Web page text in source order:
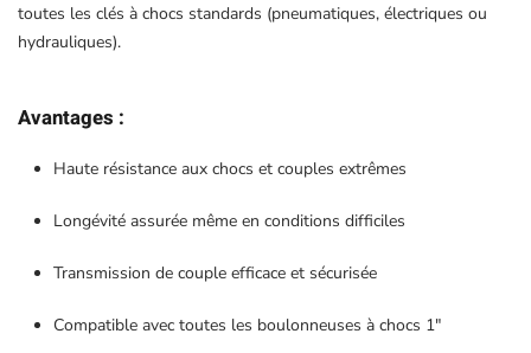
toutes les clés à chocs standards (pneumatiques, électriques ou
hydrauliques).
Avantages :
Haute résistance aux chocs et couples extrêmes
Longévité assurée même en conditions difficiles
Transmission de couple efficace et sécurisée
Compatible avec toutes les boulonneuses à chocs 1″